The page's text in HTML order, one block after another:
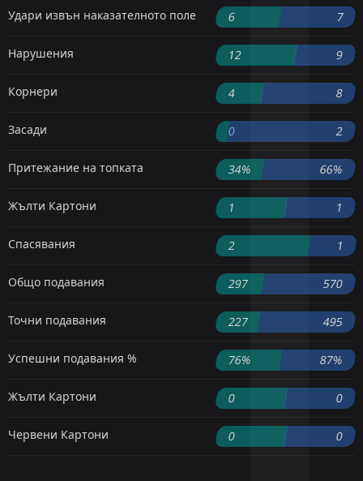
Удари извън наказателното поле 6 7
Нарушения 12 9
Корнери 4 8
Засади 0 2
Притежание на топката 34% 66%
Жълти Картони 1 1
Спасявания 2 1
Общо подавания 297 570
Точни подавания 227 495
Успешни подавания % 76% 87%
Жълти Картони 0 0
Червени Картони 0 0